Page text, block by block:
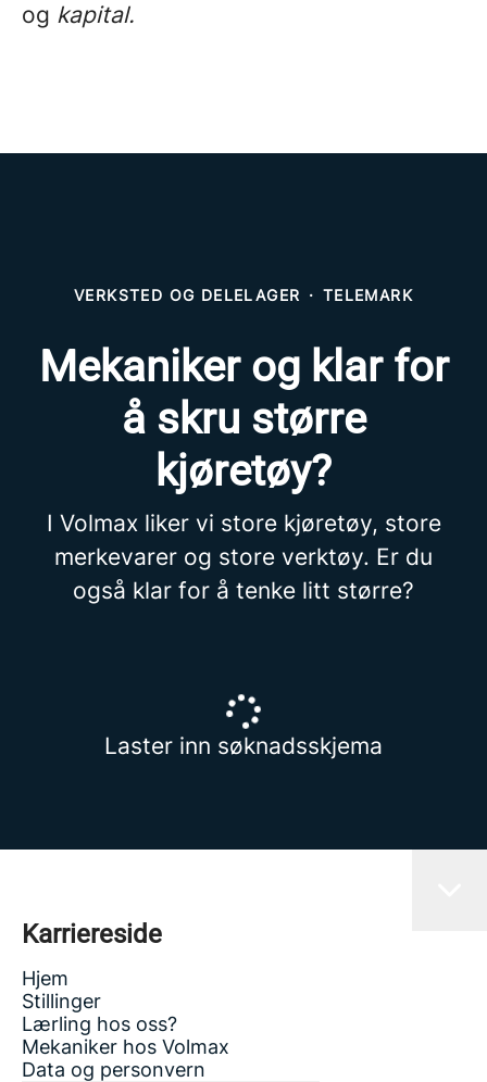
og kapital.
VERKSTED OG DELELAGER · TELEMARK
Mekaniker og klar for
å skru større
kjøretøy?
I Volmax liker vi store kjøretøy, store
merkevarer og store verktøy. Er du
også klar for å tenke litt større?
Laster inn søknadsskjema
Karriereside
Hjem
Stillinger
Lærling hos oss?
Mekaniker hos Volmax
Data og personvern